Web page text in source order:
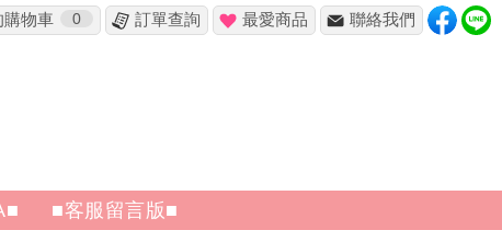
購物車 0 訂單查詢 最愛商品 聯絡我們
■客服留言版■
✖